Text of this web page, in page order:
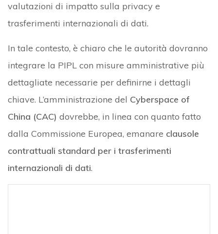
valutazioni di impatto sulla privacy e
trasferimenti internazionali di dati.
In tale contesto, è chiaro che le autorità dovranno
integrare la PIPL con misure amministrative più
dettagliate necessarie per definirne i dettagli
chiave. L’amministrazione del Cyberspace of
China (CAC) dovrebbe, in linea con quanto fatto
dalla Commissione Europea, emanare clausole
contrattuali standard per i trasferimenti
internazionali di dati.